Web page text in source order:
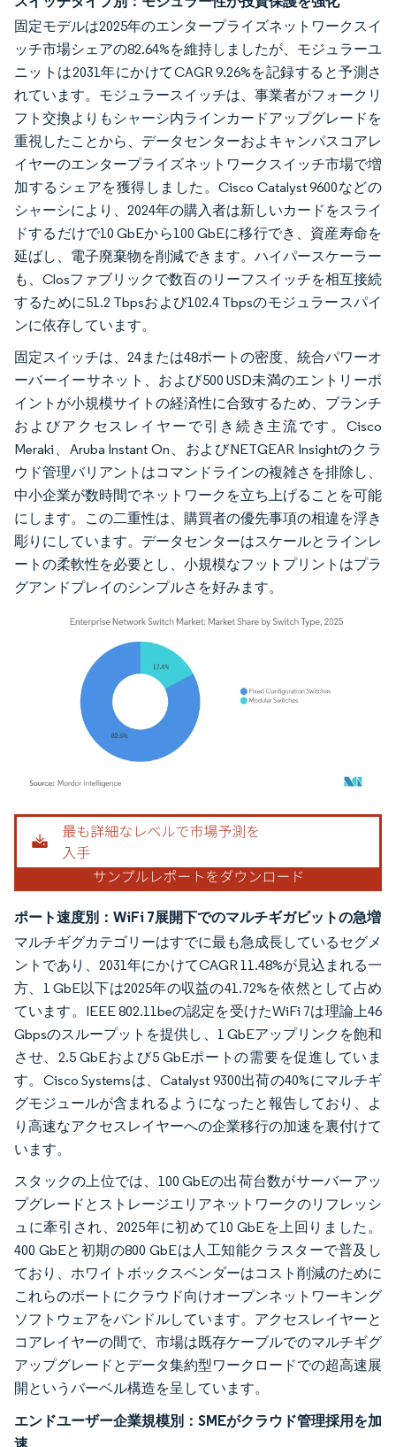
固定モデルは2025年のエンタープライズネットワークスイ
ッチ市場シェアの82.64%を維持しましたが、モジュラーユ
ニットは2031年にかけてCAGR 9.26%を記録すると予測さ
れています。モジュラースイッチは、事業者がフォークリ
フト交換よりもシャーシ内ラインカードアップグレードを
重視したことから、データセンターおよキャンパスコアレ
イヤーのエンタープライズネットワークスイッチ市場で増
加するシェアを獲得しました。Cisco Catalyst 9600などの
シャーシにより、2024年の購入者は新しいカードをスライ
ドするだけで10 GbEから100 GbEに移行でき、資産寿命を
延ばし、電子廃棄物を削減できます。ハイパースケーラー
も、Closファブリックで数百のリーフスイッチを相互接続
するために51.2 Tbpsおよび102.4 Tbpsのモジュラースパイ
ンに依存しています。
固定スイッチは、24または48ポートの密度、統合パワーオ
ーバーイーサネット、および500 USD未満のエントリーポ
イントが小規模サイトの経済性に合致するため、ブランチ
およびアクセスレイヤーで引き続き主流です。Cisco
Meraki、Aruba Instant On、およびNETGEAR Insightのクラ
ウド管理バリアントはコマンドラインの複雑さを排除し、
中小企業が数時間でネットワークを立ち上げることを可能
にします。この二重性は、購買者の優先事項の相違を浮き
彫りにしています。データセンターはスケールとラインレ
ートの柔軟性を必要とし、小規模なフットプリントはプラ
グアンドプレイのシンプルさを好みます。
画像 © Mordor Intelligence。再利用にはCC BY 4.0の表示が必要です。
ポート速度別：WiFi 7展開下でのマルチギガビットの急増
マルチギグカテゴリーはすでに最も急成長しているセグメ
ントであり、2031年にかけてCAGR 11.48%が見込まれる一
方、1 GbE以下は2025年の収益の41.72%を依然として占め
ています。IEEE 802.11beの認定を受けたWiFi 7は理論上46
Gbpsのスループットを提供し、1 GbEアップリンクを飽和
させ、2.5 GbEおよび5 GbEポートの需要を促進していま
す。Cisco Systemsは、Catalyst 9300出荷の40%にマルチギ
グモジュールが含まれるようになったと報告しており、よ
り高速なアクセスレイヤーへの企業移行の加速を裏付けて
います。
スタックの上位では、100 GbEの出荷台数がサーバーアッ
プグレードとストレージエリアネットワークのリフレッシ
ュに牽引され、2025年に初めて10 GbEを上回りました。
400 GbEと初期の800 GbEは人工知能クラスターで普及し
ており、ホワイトボックスベンダーはコスト削減のために
これらのポートにクラウド向けオープンネットワーキング
ソフトウェアをバンドルしています。アクセスレイヤーと
コアレイヤーの間で、市場は既存ケーブルでのマルチギグ
アップグレードとデータ集約型ワークロードでの超高速展
開というバーベル構造を呈しています。
エンドユーザー企業規模別：SMEがクラウド管理採用を加
速